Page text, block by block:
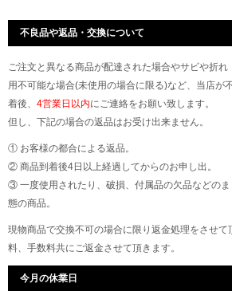
不良品や返品・交換について
ご注文と異なる商品が配達された場合やサビや折
用不可能な場合(未使用の場合に限る)など、当店が
着後、 4営業日以内にご連絡をお願い致します。
但し、下記の場合の返品はお受け出来ません。
① お客様の都合による返品。
② 商品到着後4日以上経過してからのお申し出。
③ 一度使用されたり、破損、付属品の欠品などの
態の商品。
現物商品で交換不可の場合に限り返金処理をさせて
料、手数料共にご返金させて頂きます。
今月の休業日